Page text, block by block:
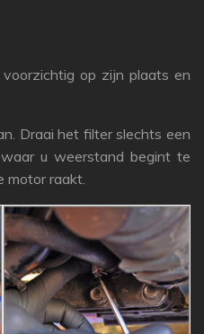
op zijn plaats en
Draai het filter slechts een
u weerstand begint te
motor raakt.